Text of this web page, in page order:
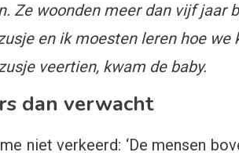
Ze woonden meer dan vijf jaar
en ik moesten leren hoe we
veertien, kwam de baby.
dan verwacht
niet verkeerd: ‘De mensen